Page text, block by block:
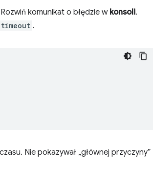
komunikat o błędzie w konsoli.
timeout .
Nie pokazywał „głównej przyczyny”